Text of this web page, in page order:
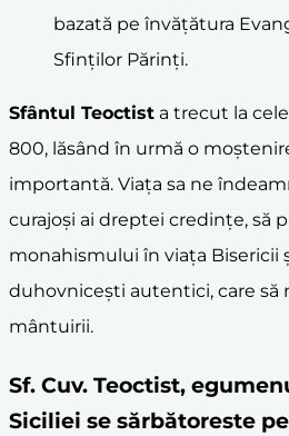
bazată pe învățătura
Sfinților Părinți.
Sfântul Teoctist a trecut la
800, lăsând în urmă o
importantă. Viața sa ne
curajoși ai dreptei credințe, să
monahismului în viața Bisericii
duhovnicești autentici, care să
mântuirii.
Sf. Cuv. Teoctist,
Siciliei se sărbătoreste